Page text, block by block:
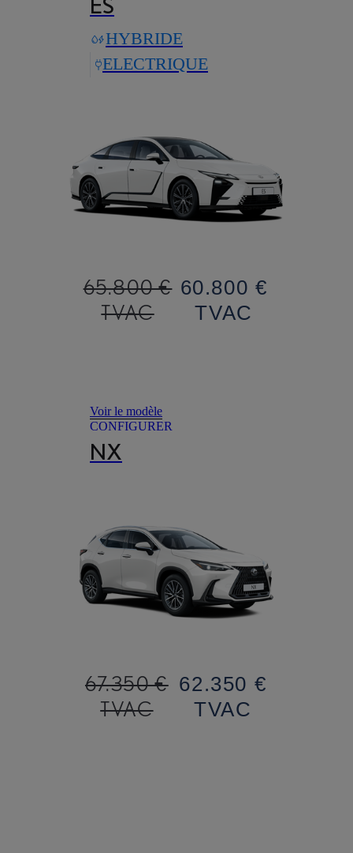
HYBRIDE
ELECTRIQUE
65.800 €
TVAC
60.800 €
TVAC
Voir le modèle
CONFIGURER
NX
67.350 €
TVAC
62.350 €
TVAC